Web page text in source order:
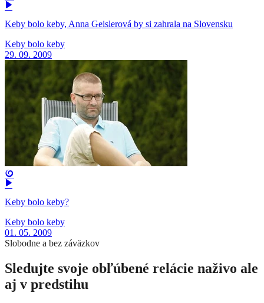
Keby bolo keby, Anna Geislerová by si zahrala na Slovensku
Keby bolo keby
29. 09. 2009
Keby bolo keby?
Keby bolo keby
01. 05. 2009
Slobodne a bez záväzkov
Sledujte svoje obľúbené relácie naživo ale
aj v predstihu